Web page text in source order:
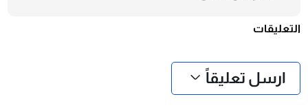
التعليقات
ارسل تعليقاً